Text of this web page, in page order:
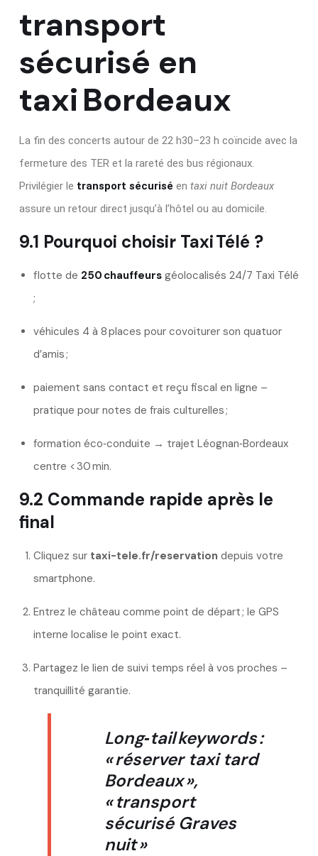
transport
sécurisé en
taxi Bordeaux
La fin des concerts autour de 22 h30–23 h coïncide avec la
fermeture des TER et la rareté des bus régionaux.
Privilégier le transport sécurisé en taxi nuit Bordeaux
assure un retour direct jusqu’à l’hôtel ou au domicile.
9.1 Pourquoi choisir Taxi Télé ?
flotte de 250 chauffeurs géolocalisés 24/7 Taxi Télé
;
véhicules 4 à 8 places pour covoiturer son quatuor
d’amis ;
paiement sans contact et reçu fiscal en ligne –
pratique pour notes de frais culturelles ;
formation éco‑conduite → trajet Léognan‑Bordeaux
centre < 30 min.
9.2 Commande rapide après le
final
Cliquez sur taxi-tele.fr/reservation depuis votre
smartphone.
Entrez le château comme point de départ ; le GPS
interne localise le point exact.
Partagez le lien de suivi temps réel à vos proches –
tranquillité garantie.
Long‑tail keywords:
« réserver taxi tard
Bordeaux »,
« transport
sécurisé Graves
nuit »